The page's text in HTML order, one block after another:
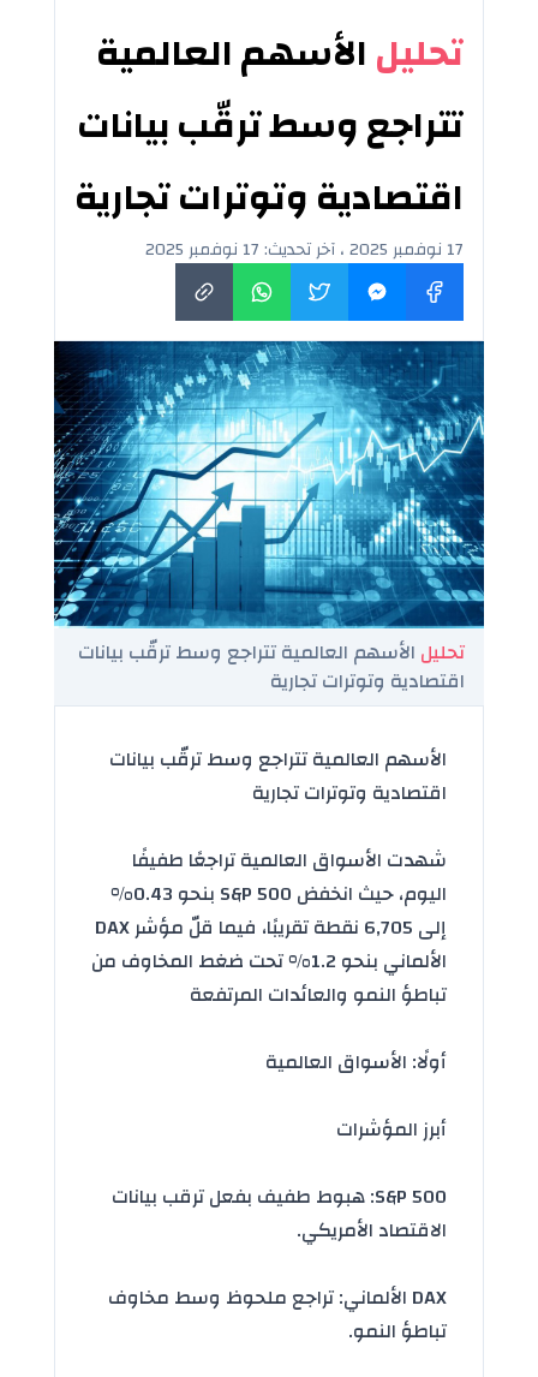
تحليلالأسهم العالمية
تتراجع وسط ترقّب بيانات
اقتصادية وتوترات تجارية
17 نوفمبر 2025 ، آخر تحديث: 17 نوفمبر 2025
تحليل الأسهم العالمية تتراجع وسط ترقّب بيانات
اقتصادية وتوترات تجارية
الأسهم العالمية تتراجع وسط ترقّب بيانات
اقتصادية وتوترات تجارية
شهدت الأسواق العالميةتراجعًا طفيفًا
اليوم، حيث انخفض S&P 500 بنحو 0.43%
إلى 6,705 نقطة تقريبًا، فيما قلّ مؤشر DAX
الألماني بنحو 1.2% تحت ضغط المخاوف من
تباطؤ النمو والعائدات المرتفعة
أولًا: الأسواق العالمية
أبرز المؤشرات
S&P 500: هبوط طفيف بفعل ترقب
بيانات
الاقتصاد الأمريكي.
DAX الألماني: تراجع ملحوظ وسط مخاوف
تباطؤ النمو.